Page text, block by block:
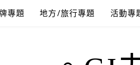
專題 地方/旅行專題 活動專